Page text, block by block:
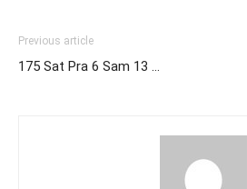
Previous article
175 Sat Pra 6 Sam 13 …